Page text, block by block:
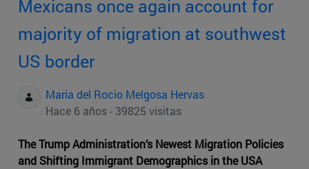
Mexicans once again account for
majority of migration at southwest
US border
Maria del Rocio Melgosa Hervas
Hace 6 años - 39825 visitas
The Trump Administration’s Newest Migration Policies
and Shifting Immigrant Demographics in the USA